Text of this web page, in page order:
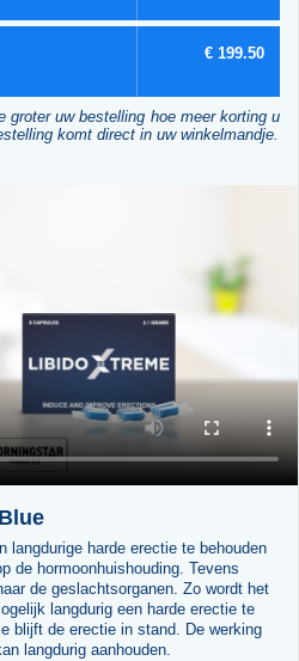
€ 199.50
groter uw bestelling hoe meer korting u
komt direct in uw winkelmandje.
langdurige harde erectie te behouden
de hormoonhuishouding. Tevens
de geslachtsorganen. Zo wordt het
langdurig een harde erectie te
blijft de erectie in stand. De werking
langdurig aanhouden.